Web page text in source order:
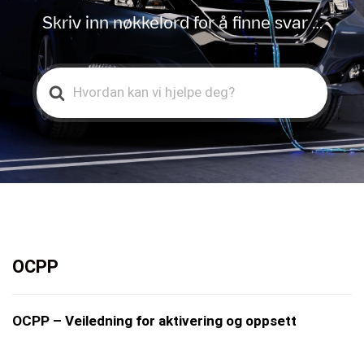
Skriv inn nøkkelord for å finne svar …
Search
For
OCPP
OCPP – Veiledning for aktivering og oppsett